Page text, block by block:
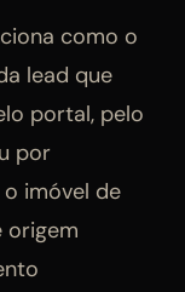
como o
lead que
portal, pelo
por
imóvel de
origem